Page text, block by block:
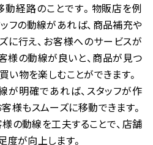
動経路のことです。物販店を例
フの動線があれば、商品補充や
に行え、お客様へのサービスが
様の動線が良いと、商品が見つ
い物を楽しむことができます。
が明確であれば、スタッフが作
様もスムーズに移動できます。
様の動線を工夫することで、店舗
が向上します。